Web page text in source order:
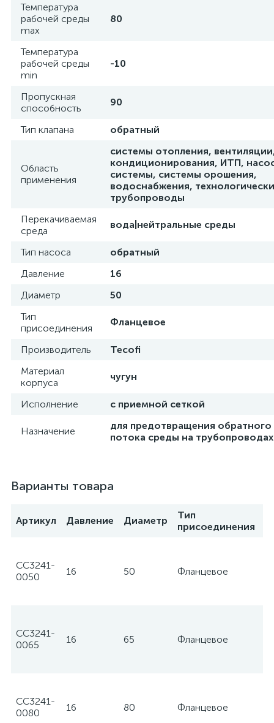
Температура
рабочей среды
max
80
Температура
рабочей среды
min
-10
Пропускная
способность
90
Тип клапана обратный
Область
применения
системы отопления,
кондиционирования, ИТП,
системы, системы орошения,
водоснабжения,
трубопроводы
Перекачиваемая
среда
вода|нейтральные среды
Тип насоса
обратный
Давление
16
Диаметр
50
Тип
присоединения
Фланцевое
Производитель
Tecofi
Материал
корпуса
чугун
Исполнение с приемной сеткой
Назначение
для предотвращения обратного
потока среды на трубопроводах
Варианты товара
Артикул Давление Диаметр
Тип
присоединения
CC3241-
0050
16 50 Фланцевое
CC3241-
0065
16 65 Фланцевое
CC3241-
0080
16 80 Фланцевое